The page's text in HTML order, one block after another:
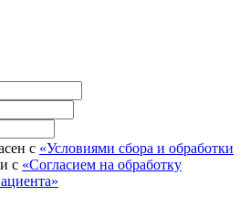
с «Условиями сбора и обработки
и с «Согласием на обработку